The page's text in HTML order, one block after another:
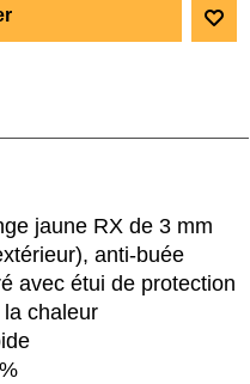
jaune RX de 3 mm
anti-buée
avec étui de protection
chaleur